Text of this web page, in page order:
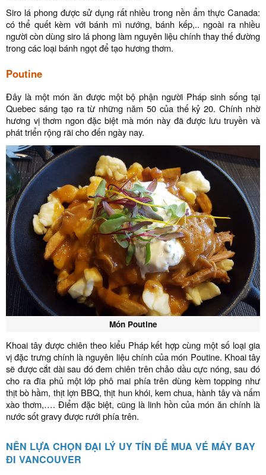
Siro lá phong được sử dụng rất nhiều trong nền ẩm thực Canada:
có thể quết kèm với bánh mì nướng, bánh kếp,.. ngoài ra nhiều
người còn dùng siro lá phong làm nguyên liệu chính thay thế đường
trong các loại bánh ngọt để tạo hương thơm.
Poutine
Đây là một món ăn được một bộ phận người Pháp sinh sống tại
Quebec sáng tạo ra từ những năm 50 của thế kỷ 20. Chính nhờ
hương vị thơm ngon đặc biệt mà món này đã được lưu truyền và
phát triển rộng rãi cho đến ngày nay.
Món Poutine
Khoai tây được chiên theo kiểu Pháp kết hợp cùng một số loại gia
vị đặc trưng chính là nguyên liệu chính của món Poutine. Khoai tây
sẽ được cắt dài sau đó đem chiên trên chảo dầu cực nóng, sau đó
cho ra đĩa phủ một lớp phô mai phía trên dùng kèm topping như
thịt bò hầm, thịt lợn BBQ, thịt hun khói, kem chua, hành tây và nấm
xào thơm,…. Điểm đặc biệt, cũng là linh hồn của món ăn chính là
nước sốt gravy được rưới phía trên.
NÊN LỰA CHỌN ĐẠI LÝ UY TÍN ĐỂ MUA VÉ MÁY BAY
ĐI VANCOUVER